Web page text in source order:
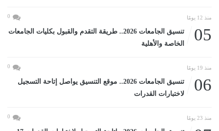
منذ 12 يومًا 0
05
تنسيق الجامعات 2026.. طريقة التقدم والقبول بكليات الجامعات
الخاصة والأهلية
منذ 19 يومًا 0
06
تنسيق الجامعات 2026.. موقع التنسيق يواصل إتاحة التسجيل
لاختبارات القدرات
منذ 23 يومًا 0